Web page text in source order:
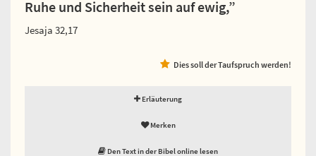
Ruhe und Sicherheit sein auf ewig,”
Jesaja 32,17
Dies soll der Taufspruch werden!
Erläuterung
Merken
Den Text in der Bibel online lesen